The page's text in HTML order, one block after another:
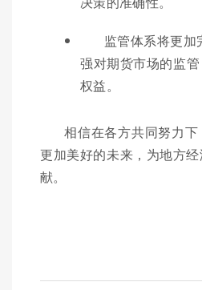
监管体系将更加
强对期货市场的监
权益。
相信在各方共同努力
更加美好的未来，为地方
献。